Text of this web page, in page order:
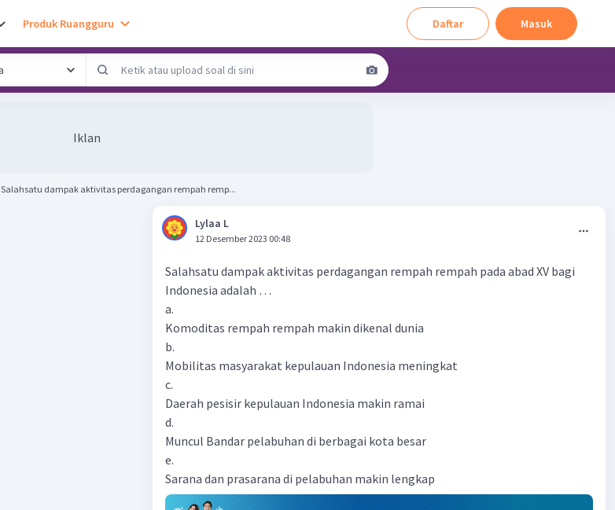
Produk Ruangguru Daftar Masuk
Iklan
Salahsatu dampak aktivitas perdagangan rempah remp...
Lylaa L
12 Desember 2023 00:48
Salahsatu dampak aktivitas perdagangan rempah rempah pada abad XV bagi
Indonesia adalah …
a.
Komoditas rempah rempah makin dikenal dunia
b.
Mobilitas masyarakat kepulauan Indonesia meningkat
c.
Daerah pesisir kepulauan Indonesia makin ramai
d.
Muncul Bandar pelabuhan di berbagai kota besar
e.
Sarana dan prasarana di pelabuhan makin lengkap